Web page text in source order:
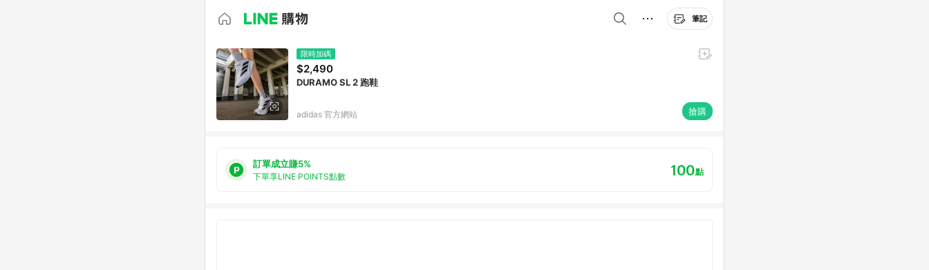
筆記
限時加碼
$2,490
DURAMO SL 2 跑鞋
adidas 官方網站 搶購
訂單成立賺5%
下單享LINE POINTS點數 100點